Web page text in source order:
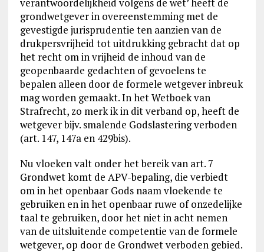
grondwetgever in overeenstemming met de
gevestigde jurisprudentie ten aanzien van de
drukpersvrijheid tot uitdrukking gebracht dat op
het recht om in vrijheid de inhoud van de
geopenbaarde gedachten of gevoelens te
bepalen alleen door de formele wetgever inbreuk
mag worden gemaakt. In het Wetboek van
Strafrecht, zo merk ik in dit verband op, heeft de
wetgever bijv. smalende Godslastering verboden
(art. 147, 147a en 429bis).
Nu vloeken valt onder het bereik van art. 7
Grondwet komt de APV-bepaling, die verbiedt
om in het openbaar Gods naam vloekende te
gebruiken en in het openbaar ruwe of onzedelijke
taal te gebruiken, door het niet in acht nemen
van de uitsluitende competentie van de formele
wetgever, op door de Grondwet verboden gebied.